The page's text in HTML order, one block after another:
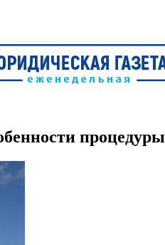
процедуры